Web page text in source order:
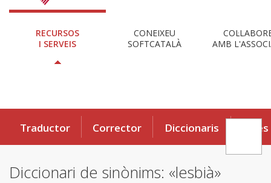
RECURSOS
I SERVEIS
CONEIXEU
SOFTCATALÀ
AMB
Traductor Corrector Diccionaris Eines
Diccionari de sinònims: «lesbià»